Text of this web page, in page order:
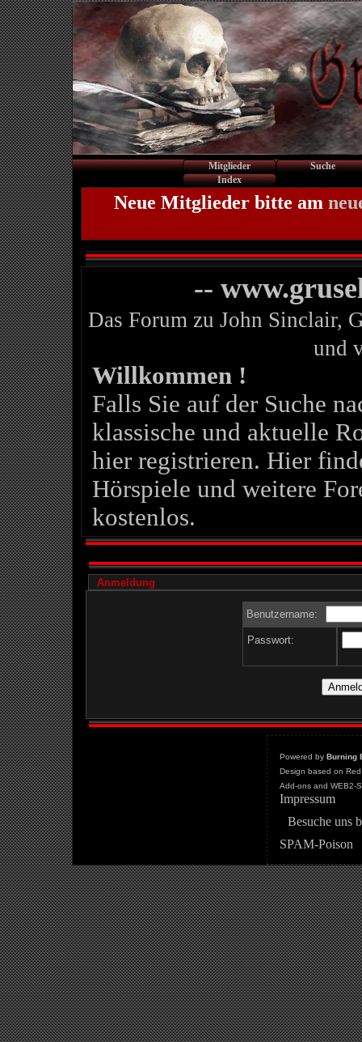
Mitglieder
Suche
Index
Neue Mitglieder bitte am
--
Das Forum zu John Sinclair,
und
Willkommen !
Falls Sie auf der Suche
klassische und aktuelle
hier registrieren. Hier
Hörspiele und weitere
kostenlos.
Anmeldung
Benutzername:
Passwort:
Powered by Burning
Design based on
Add-ons and WEB2-
Impressum
Besuche uns
SPAM-Poison